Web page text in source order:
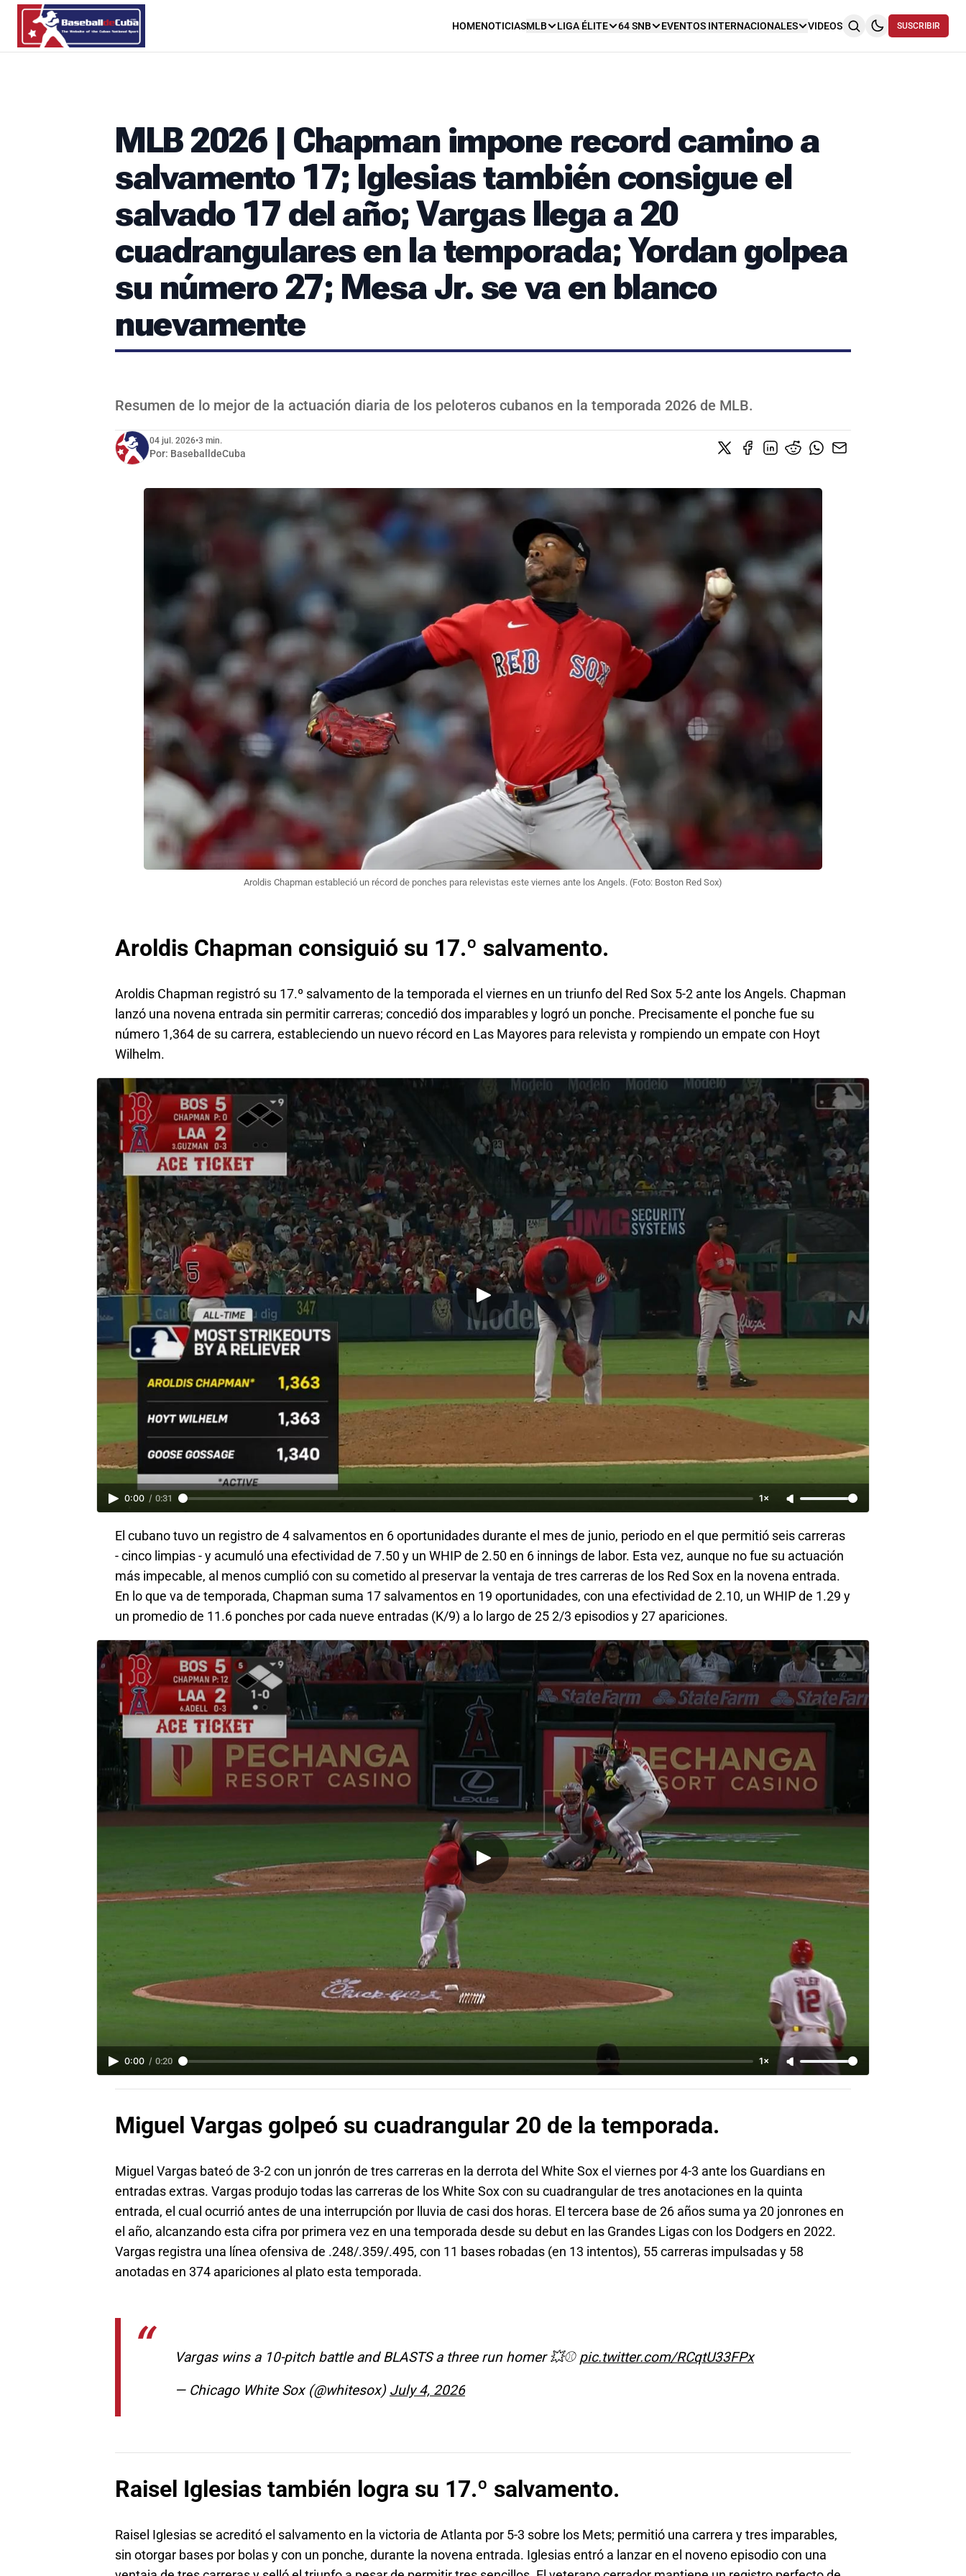
HOMENOTICIASMLB LIGA ÉLITE 64 SNB EVENTOS INTERNACIONALES VIDEOS SUSCRIBIR
MLB 2026 | Chapman impone record camino a
salvamento 17; Iglesias también consigue el
salvado 17 del año; Vargas llega a 20
cuadrangulares en la temporada; Yordan golpea
su número 27; Mesa Jr. se va en blanco
nuevamente
Resumen de lo mejor de la actuación diaria de los peloteros cubanos en la temporada 2026 de MLB.
04 jul. 2026•3 min.
Por: BaseballdeCuba
Aroldis Chapman estableció un récord de ponches para relevistas este viernes ante los Angels. (Foto: Boston Red Sox)
Aroldis Chapman consiguió su 17.º salvamento.
Aroldis Chapman registró su 17.º salvamento de la temporada el viernes en un triunfo del Red Sox 5-2 ante los Angels. Chapman
lanzó una novena entrada sin permitir carreras; concedió dos imparables y logró un ponche. Precisamente el ponche fue su
número 1,364 de su carrera, estableciendo un nuevo récord en Las Mayores para relevista y rompiendo un empate con Hoyt
Wilhelm.
0:00 / 0:31 1×
El cubano tuvo un registro de 4 salvamentos en 6 oportunidades durante el mes de junio, periodo en el que permitió seis carreras
- cinco limpias - y acumuló una efectividad de 7.50 y un WHIP de 2.50 en 6 innings de labor. Esta vez, aunque no fue su actuación
más impecable, al menos cumplió con su cometido al preservar la ventaja de tres carreras de los Red Sox en la novena entrada.
En lo que va de temporada, Chapman suma 17 salvamentos en 19 oportunidades, con una efectividad de 2.10, un WHIP de 1.29 y
un promedio de 11.6 ponches por cada nueve entradas (K/9) a lo largo de 25 2/3 episodios y 27 apariciones.
0:00 / 0:20 1×
Miguel Vargas golpeó su cuadrangular 20 de la temporada.
Miguel Vargas bateó de 3-2 con un jonrón de tres carreras en la derrota del White Sox el viernes por 4-3 ante los Guardians en
entradas extras. Vargas produjo todas las carreras de los White Sox con su cuadrangular de tres anotaciones en la quinta
entrada, el cual ocurrió antes de una interrupción por lluvia de casi dos horas. El tercera base de 26 años suma ya 20 jonrones en
el año, alcanzando esta cifra por primera vez en una temporada desde su debut en las Grandes Ligas con los Dodgers en 2022.
Vargas registra una línea ofensiva de .248/.359/.495, con 11 bases robadas (en 13 intentos), 55 carreras impulsadas y 58
anotadas en 374 apariciones al plato esta temporada.
Vargas wins a 10-pitch battle and BLASTS a three run homer 💥⚾️ pic.twitter.com/RCqtU33FPx
— Chicago White Sox (@whitesox) July 4, 2026
Raisel Iglesias también logra su 17.º salvamento.
Raisel Iglesias se acreditó el salvamento en la victoria de Atlanta por 5-3 sobre los Mets; permitió una carrera y tres imparables,
sin otorgar bases por bolas y con un ponche, durante la novena entrada. Iglesias entró a lanzar en el noveno episodio con una